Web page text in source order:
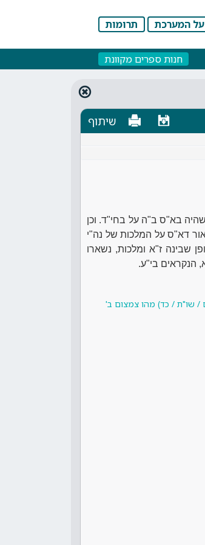
על המערכת תרומות
חנות ספרים מקוונת
שיתוף
בא"ס ב"ה על בחי"ד. וכן
דא"ס על המלכות של נה"י
שבינה ז"א ומלכות, נשארו
הנקראים בי"ע.
/ שו"ת / כד) מהו צמצום ב'